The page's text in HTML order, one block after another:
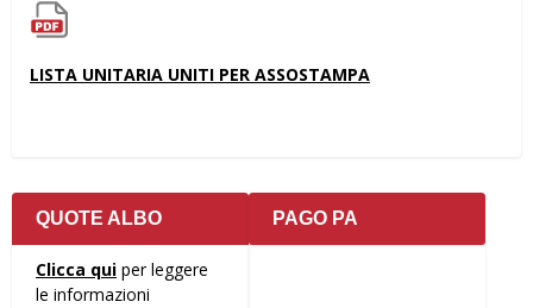
LISTA UNITARIA UNITI PER ASSOSTAMPA
QUOTE ALBO
Clicca qui per leggere
le informazioni
PAGO PA